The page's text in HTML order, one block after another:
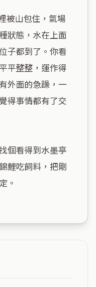
狀態，水在上面
子都到了。你看
平整整，運作得
外面的急躁，一
得事情都有了交
個看得到水墨亭
鯉吃飼料，把剛
。